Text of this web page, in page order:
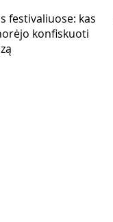
festivaliuose: kas
konfiskuoti